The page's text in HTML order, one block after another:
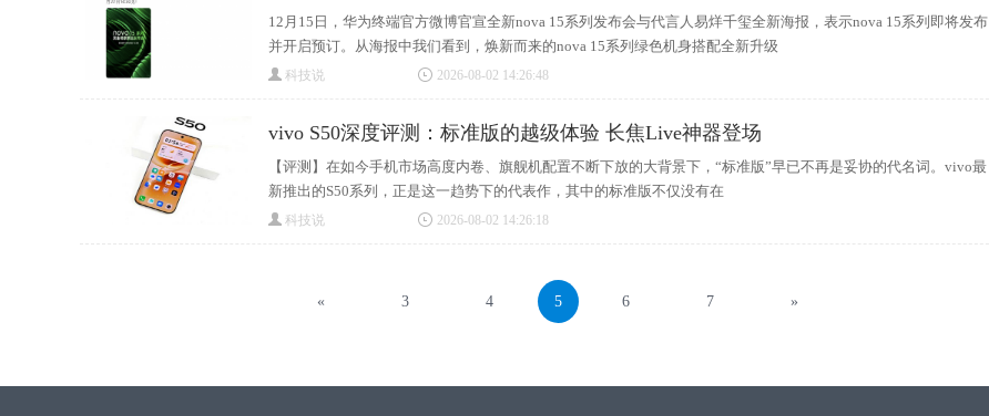
12月15日，华为终端官方微博官宣全新nova 15系列发布会与代言人易烊千玺全新海报，表示nova 15系列即将发布
并开启预订。从海报中我们看到，焕新而来的nova 15系列绿色机身搭配全新升级
科技说 2026-08-02 14:26:48
vivo S50深度评测：标准版的越级体验 长焦Live神器登场
【评测】在如今手机市场高度内卷、旗舰机配置不断下放的大背景下，“标准版”早已不再是妥协的代名词。vivo最
新推出的S50系列，正是这一趋势下的代表作，其中的标准版不仅没有在
科技说 2026-08-02 14:26:18
« 3 4 5 6 7 »